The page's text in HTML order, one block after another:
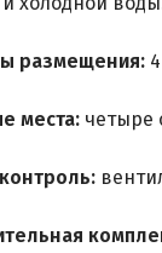
размещения:
места: четыре